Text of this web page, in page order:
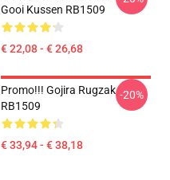
Gooi Kussen RB1509
€ 22,08 - € 26,68
Promo!!! Gojira Rugzak
RB1509
€ 33,94 - € 38,18
-20%